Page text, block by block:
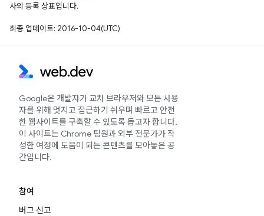
사의 등록 상표입니다.
최종 업데이트: 2016-10-04(UTC)
Google은 개발자가 교차 브라우저와 모든 사용
자를 위해 멋지고 접근하기 쉬우며 빠르고 안전
한 웹사이트를 구축할 수 있도록 돕고자 합니다.
이 사이트는 Chrome 팀원과 외부 전문가가 작
성한 여정에 도움이 되는 콘텐츠를 모아놓은 공
간입니다.
참여
버그 신고